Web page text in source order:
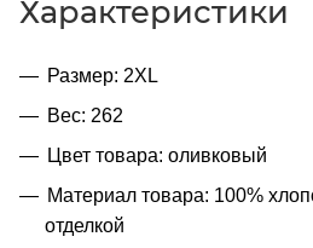
Характеристики
Размер: 2XL
Вес: 262
Цвет товара: оливковый
Материал товара: 100%
отделкой